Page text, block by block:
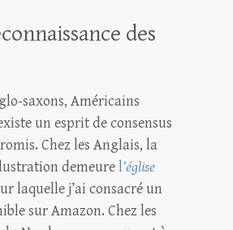
des
saxons, Américains
un esprit de consensus
Chez les Anglais, la
demeurel’église
laquelle j’ai consacré un
sur Amazon. Chez les